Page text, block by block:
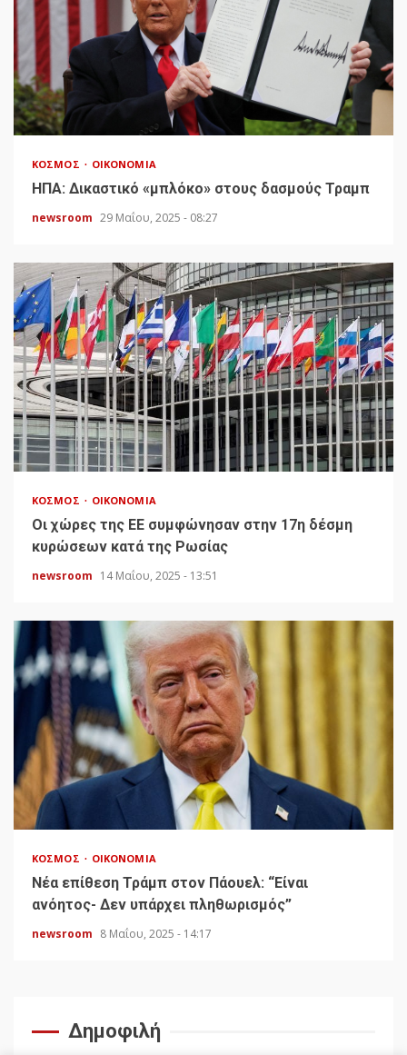
ΚΌΣΜΟΣ ΟΙΚΟΝΟΜΊΑ
HΠΑ: Δικαστικό «μπλόκο» στους δασμούς Τραμπ
newsroom 29 Μαΐου, 2025 - 08:27
ΚΌΣΜΟΣ ΟΙΚΟΝΟΜΊΑ
Οι χώρες της ΕΕ συμφώνησαν στην 17η δέσμη
κυρώσεων κατά της Ρωσίας
newsroom 14 Μαΐου, 2025 - 13:51
ΚΌΣΜΟΣ ΟΙΚΟΝΟΜΊΑ
Νέα επίθεση Τράμπ στον Πάουελ: “Είναι
ανόητος- Δεν υπάρχει πληθωρισμός”
newsroom 8 Μαΐου, 2025 - 14:17
Δημοφιλή